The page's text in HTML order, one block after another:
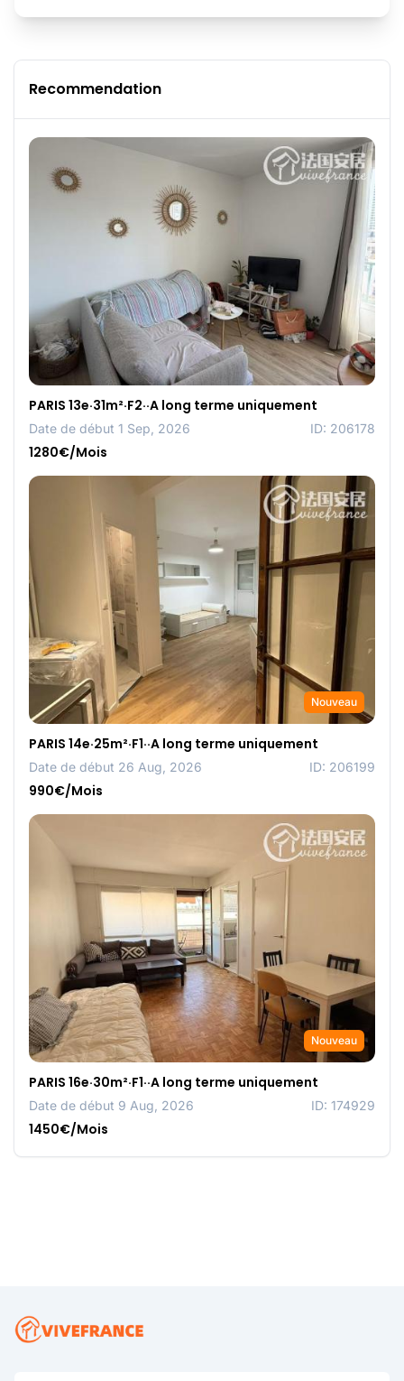
Recommendation
PARIS 13e·31m²·F2··A long terme uniquement
Date de début 1 Sep, 2026 ID: 206178
1280€/Mois
Nouveau
PARIS 14e·25m²·F1··A long terme uniquement
Date de début 26 Aug, 2026 ID: 206199
990€/Mois
Nouveau
PARIS 16e·30m²·F1··A long terme uniquement
Date de début 9 Aug, 2026 ID: 174929
1450€/Mois